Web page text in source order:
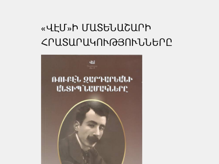
«ՎԷՄ»Ի ՄԱՏԵՆԱՇԱՐԻ
ՀՐԱՏԱՐԱԿՈՒԹՅՈՒՆՆԵՐԸ